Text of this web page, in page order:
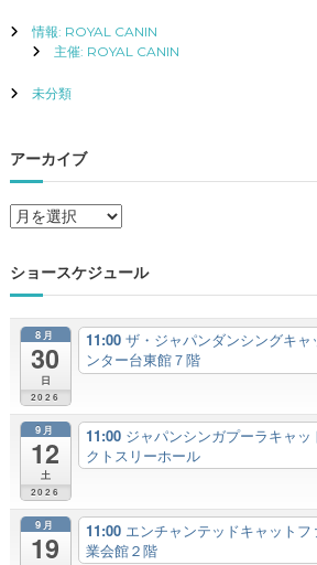
情報: ROYAL CANIN
主催: ROYAL CANIN
未分類
アーカイブ
ア
イ
ショースケジュール
8月
30
日
2026
11:00 ザ・ジャパンダンシングキャ
ンター台東館７階
9月
12
土
2026
11:00 ジャパンシンガプーラキャッ
クトスリーホール
9月
19
11:00 エンチャンテッドキャットフ
業会館２階